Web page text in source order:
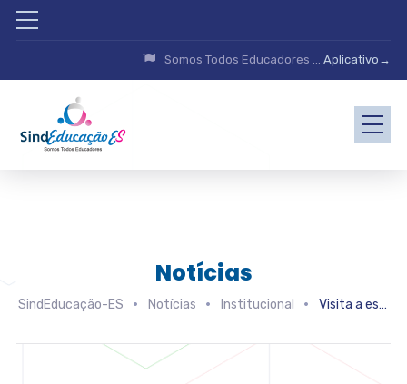
Somos Todos Educadores ...Aplicativo→
Notícias
SindEducação-ES Notícias Institucional Visita a escola JB (JOSÉ BONIFÁCIO I e II)